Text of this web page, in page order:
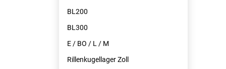
BL200
BL300
E / BO / L / M
Rillenkugellager Zoll